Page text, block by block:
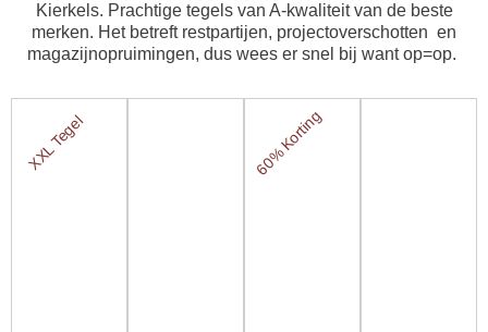
Kierkels. Prachtige tegels van A-kwaliteit van de beste
merken. Het betreft restpartijen, projectoverschotten en
magazijnopruimingen, dus wees er snel bij want op=op.
XXL Tegel 60% Korting